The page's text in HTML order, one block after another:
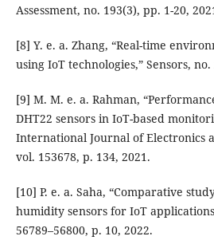
Assessment, no. 193(3), pp. 1-20,
[8] Y. e. a. Zhang, “Real-time
using IoT technologies,” Sensors,
[9] M. M. e. a. Rahman,
DHT22 sensors in IoT-based
International Journal of Electronics
vol. 153678, p. 134, 2021.
[10] P. e. a. Saha, “Comparative
humidity sensors for IoT
56789–56800, p. 10, 2022.